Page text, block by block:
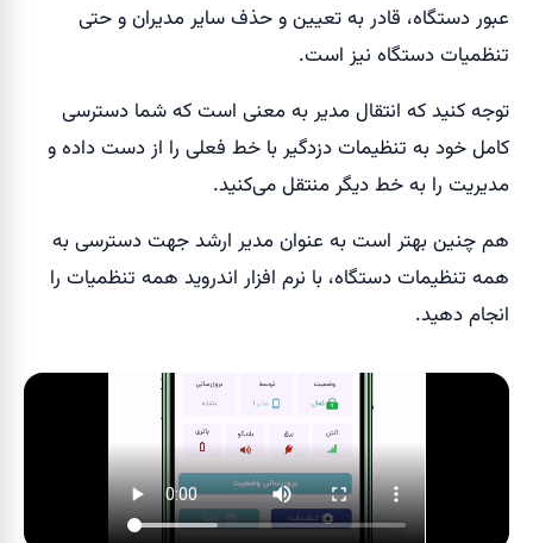
عبور دستگاه، قادر به تعیین و حذف سایر مدیران و حتی
تنظمیات دستگاه نیز است.
توجه کنید که انتقال مدیر به معنی است که شما دسترسی
کامل خود به تنظیمات دزدگیر با خط فعلی را از دست داده و
مدیریت را به خط دیگر منتقل می‌کنید.
هم چنین بهتر است به عنوان مدیر ارشد جهت دسترسی به
همه تنظیمات دستگاه، با نرم افزار اندروید همه تنظمیات را
انجام دهید.